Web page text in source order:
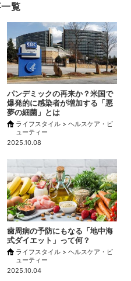
覧
パンデミックの再来か？米国で
爆発的に感染者が増加する「悪
夢の細菌」とは
ライフスタイル > ヘルスケア・ビ
ューティー
2025.10.08
歯周病の予防にもなる「地中海
式ダイエット」って何？
ライフスタイル > ヘルスケア・ビ
ューティー
2025.10.04